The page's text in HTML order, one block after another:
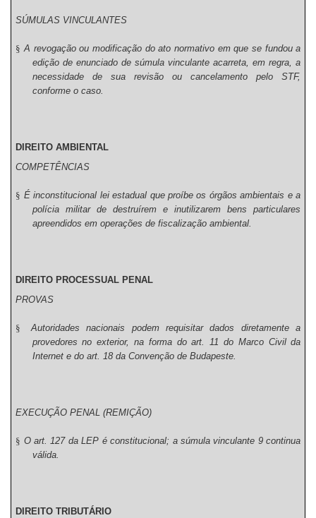
SÚMULAS VINCULANTES
§ A revogação ou modificação do ato normativo em que se fundou a
edição de enunciado de súmula vinculante acarreta, em regra, a
necessidade de sua revisão ou cancelamento pelo STF,
conforme o caso.
DIREITO AMBIENTAL
COMPETÊNCIAS
§ É inconstitucional lei estadual que proíbe os órgãos ambientais e a
polícia militar de destruírem e inutilizarem bens particulares
apreendidos em operações de fiscalização ambiental.
DIREITO PROCESSUAL PENAL
PROVAS
§
Autoridades nacionais podem requisitar dados diretamente a
provedores no exterior, na forma do art. 11 do Marco Civil da
Internet e do art. 18 da Convenção de Budapeste.
EXECUÇÃO PENAL (REMIÇÃO)
§ O art. 127 da LEP é constitucional; a súmula vinculante 9 continua
válida.
DIREITO TRIBUTÁRIO